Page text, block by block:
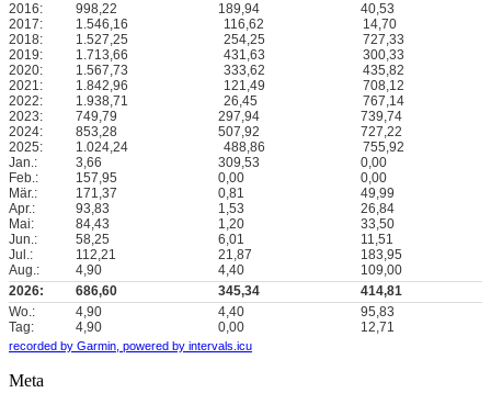
2016: 998,22 189,94
40,53
2017:
1.546,16 116,62
14,70
2018:
1.527,25 254,25
727,33
2019:
1.713,66 431,63
300,33
2020:
1.567,73 333,62
435,82
2021:
1.842,96 121,49
708,12
2022:
1.938,71 26,45
767,14
2023:
749,79 297,94
739,74
2024:
853,28 507,92
727,22
2025:
1.024,24 488,86
755,92
Jan.:
3,66 309,53
0,00
Feb.:
157,95 0,00
0,00
Mär.:
171,37 0,81
49,99
Apr.:
93,83 1,53
26,84
Mai:
84,43 1,20
33,50
Jun.:
58,25 6,01
11,51
Jul.:
112,21 21,87
183,95
Aug.:
4,90 4,40
109,00
2026:
686,60 345,34
414,81
Wo.:
4,90 4,40
95,83
Tag:
4,90 0,00 12,71
recorded by Garmin, powered by intervals.icu
Meta